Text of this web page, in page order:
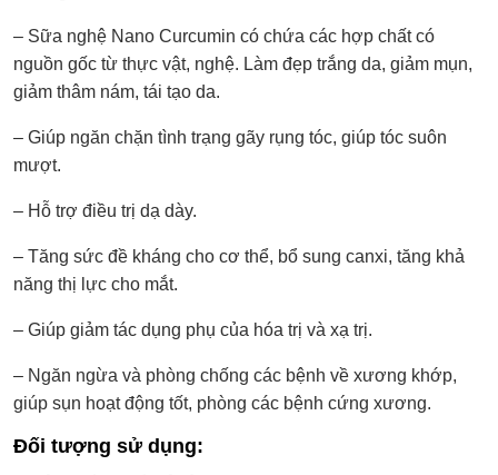
– Sữa nghệ Nano Curcumin có chứa các hợp chất có
nguồn gốc từ thực vật, nghệ. Làm đẹp trắng da, giảm mụn,
giảm thâm nám, tái tạo da.
– Giúp ngăn chặn tình trạng gãy rụng tóc, giúp tóc suôn
mượt.
– Hỗ trợ điều trị dạ dày.
– Tăng sức đề kháng cho cơ thể, bổ sung canxi, tăng khả
năng thị lực cho mắt.
– Giúp giảm tác dụng phụ của hóa trị và xạ trị.
– Ngăn ngừa và phòng chống các bệnh về xương khớp,
giúp sụn hoạt động tốt, phòng các bệnh cứng xương.
Đối tượng sử dụng: